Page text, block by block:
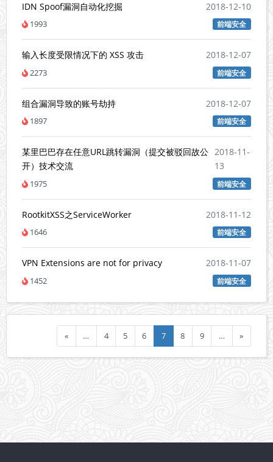
IDN Spoof漏洞自动化挖掘 2018-12-10
1993 前端安全
输入长度受限情况下的 XSS 攻击 2018-12-07
2273 前端安全
组合漏洞导致的账号劫持 2018-12-07
1897 前端安全
某里巴巴存在任意URL跳转漏洞（提交被驳回故公
开）技术交流
2018-11-
13
1975 前端安全
RootkitXSS之ServiceWorker 2018-11-12
1646 前端安全
VPN Extensions are not for privacy 2018-11-07
1452 前端安全
« … 4 5 6 7 8 9 … »